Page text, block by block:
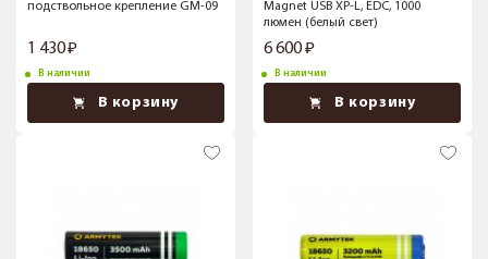
подствольное крепление GM-09
1 430
В наличии
В корзину
Magnet USB XP-L, EDC, 1000
люмен (белый свет)
6 600
В наличии
В корзину